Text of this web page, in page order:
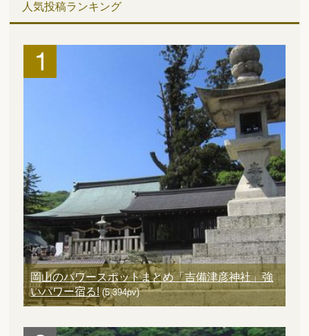
人気投稿ランキング
岡山のパワースポットまとめ「吉備津彦神社」強
いパワー宿る! (5,394pv)